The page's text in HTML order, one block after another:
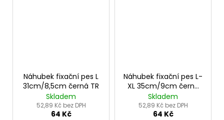
Náhubek fixační pes L
31cm/8,5cm černá TR
Skladem
52,89 Kč bez DPH
64 Kč
Náhubek fixační pes L-
XL 35cm/9cm černá
TR
Skladem
52,89 Kč bez DPH
64 Kč